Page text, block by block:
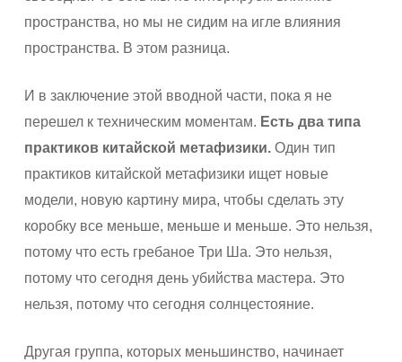
пространства, но мы не сидим на игле влияния
пространства. В этом разница.
И в заключение этой вводной части, пока я не
перешел к техническим моментам. Есть два типа
практиков китайской метафизики.Один тип
практиков китайской метафизики ищет новые
модели, новую картину мира, чтобы сделать эту
коробку все меньше, меньше и меньше. Это нельзя,
потому что есть гребаное Три Ша. Это нельзя,
потому что сегодня день убийства мастера. Это
нельзя, потому что сегодня солнцестояние.
Другая группа, которых меньшинство, начинает